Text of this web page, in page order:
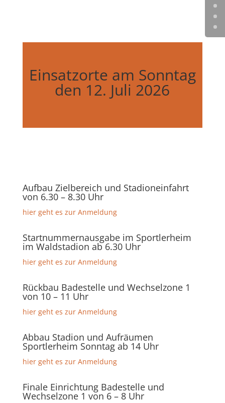
Einsatzorte am Sonntag
den 12. Juli 2026
Aufbau Zielbereich und Stadioneinfahrt
von 6.30 – 8.30 Uhr
hier geht es zur Anmeldung
Startnummernausgabe im Sportlerheim
im Waldstadion ab 6.30 Uhr
hier geht es zur Anmeldung
Rückbau Badestelle und Wechselzone 1
von 10 – 11 Uhr
hier geht es zur Anmeldung
Abbau Stadion und Aufräumen
Sportlerheim Sonntag ab 14 Uhr
hier geht es zur Anmeldung
Finale Einrichtung Badestelle und
Wechselzone 1 von 6 – 8 Uhr